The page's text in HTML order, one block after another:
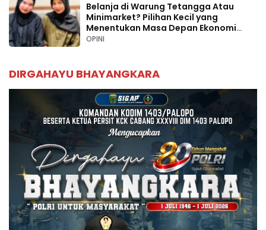
Belanja di Warung Tetangga Atau
Minimarket? Pilihan Kecil yang
Menentukan Masa Depan Ekonomi
Palopo
OPINI
DIRGAHAYU BHAYANGKARA